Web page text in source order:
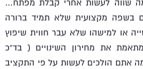
שווה לעשות אחרי קבלת מפתח…
בשפה מקצועית שלא תמיד ברורה
או למישהו שלא עבר חווית שיפוץ
את מחירון השינויים ( בד"כ
מה אתם הולכים לעשות על פי התקציב